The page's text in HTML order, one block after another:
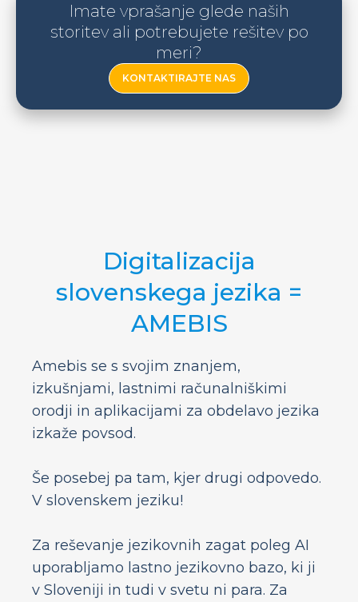
Imate vprašanje glede naših
storitev ali potrebujete rešitev po
meri?
KONTAKTIRAJTE NAS
Digitalizacija
slovenskega jezika =
AMEBIS
Amebis se s svojim znanjem,
izkušnjami, lastnimi računalniškimi
orodji in aplikacijami za obdelavo jezika
izkaže povsod.
Še posebej pa tam, kjer drugi odpovedo.
V slovenskem jeziku!
Za reševanje jezikovnih zagat poleg AI
uporabljamo lastno jezikovno bazo, ki ji
v Sloveniji in tudi v svetu ni para. Za